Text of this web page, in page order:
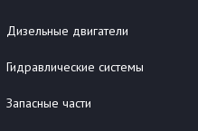
Дизельные двигатели
Гидравлические системы
Запасные части